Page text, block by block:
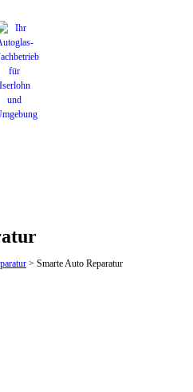
> Smarte Auto Reparatur